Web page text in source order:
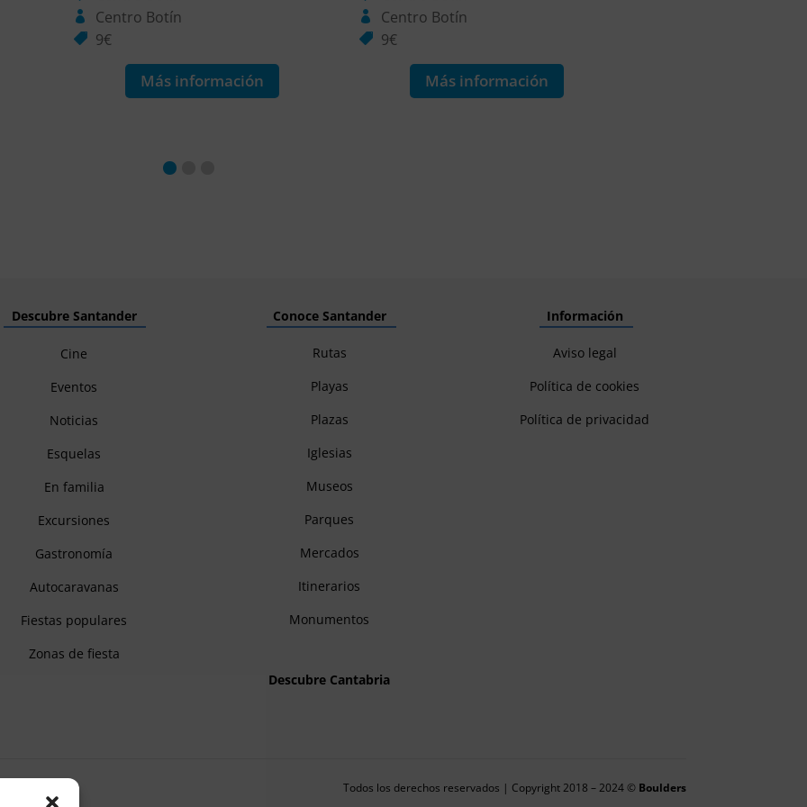
Centro Botín
9€
Más información
Centro Botín
9€
Más información
Descubre Santander
Cine
Eventos
Noticias
Esquelas
En familia
Excursiones
Gastronomía
Autocaravanas
Fiestas populares
Zonas de fiesta
Conoce Santander
Rutas
Playas
Plazas
Iglesias
Museos
Parques
Mercados
Itinerarios
Monumentos
Descubre Cantabria
Información
Aviso legal
Política de cookies
Política de privacidad
Todos los derechos reservados | Copyright 2018 – 2024 © Boulders